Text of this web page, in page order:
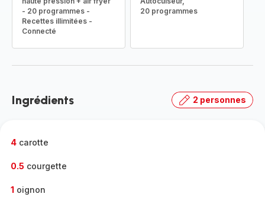
- 20 programmes -
Recettes illimitées -
Connecté
20 programmes
Ingrédients 2 personnes
4 carotte
0.5 courgette
1 oignon